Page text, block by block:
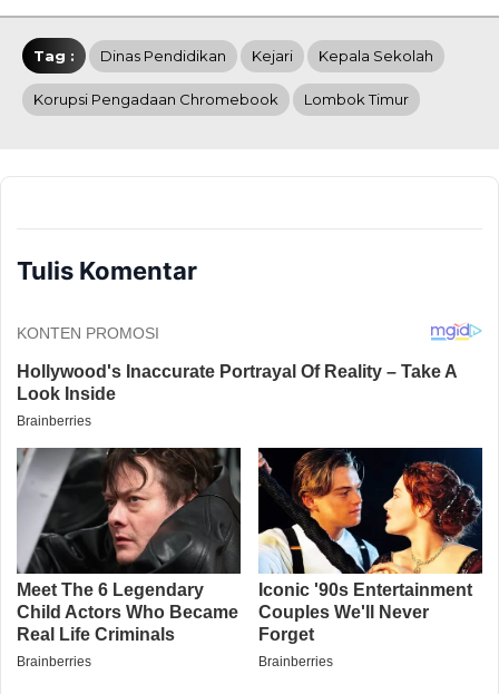
Tag : Dinas Pendidikan Kejari Kepala Sekolah
Korupsi Pengadaan Chromebook Lombok Timur
Tulis Komentar